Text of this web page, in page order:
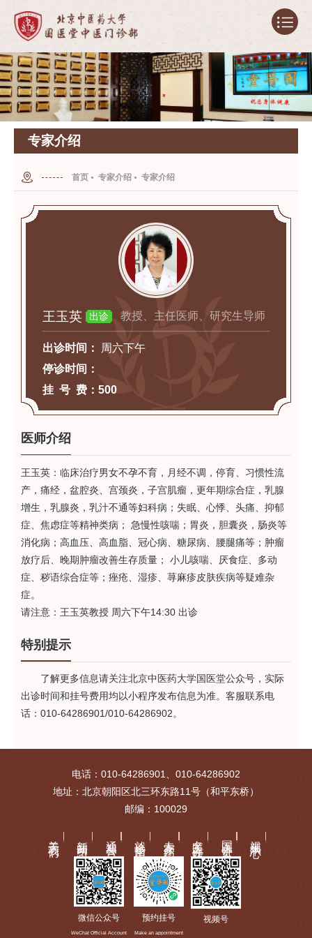
专家介绍
首页 专家介绍 专家介绍
王玉英 出诊 教授、主任医师、研究生导师
出诊时间：
周六下午
停诊时间：
挂 号 费： 500
医师介绍
王玉英： 临床治疗男女不孕不育，月经不调，停育、习惯性流
产，痛经，盆腔炎、宫颈炎，子宫肌瘤，更年期综合症，乳腺
增生，乳腺炎，乳汁不通等妇科病；失眠、心悸、头痛、抑郁
症、焦虑症等精神类病； 急慢性咳喘；胃炎，胆囊炎，肠炎等
消化病；高血压、高血脂、冠心病、糖尿病、腰腿痛等；肿瘤
放疗后、晚期肿瘤改善生存质量； 小儿咳喘、厌食症、多动
症、秽语综合症等；痤疮、湿疹、荨麻疹皮肤疾病等疑难杂
症。
请注意：王玉英教授 周六下午14:30 出诊
特别提示
了解更多信息请关注北京中医药大学国医堂公众号，实际
出诊时间和挂号费用均以小程序发布信息为准。客服联系电
话：010-64286901/010-64286902。
电话：010-64286901、010-64286902
地址：北京朝阳区北三环东路11号（和平东桥）
邮编：100029
微信公众号
WeChat Official Account
预约挂号
Make an appointment
视频号